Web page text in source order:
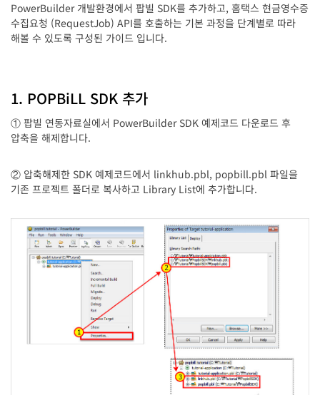
PowerBuilder 개발환경에서 팝빌 SDK를 추가하고, 홈택스 현금영수증
수집요청 (RequestJob) API를 호출하는 기본 과정을 단계별로 따라
해볼 수 있도록 구성된 가이드 입니다.
1. POPBiLL SDK 추가
① 팝빌 연동자료실에서 PowerBuilder SDK 예제코드 다운로드 후
압축을 해제합니다.
② 압축해제한 SDK 예제코드에서 linkhub.pbl, popbill.pbl 파일을
기존 프로젝트 폴더로 복사하고 Library List에 추가합니다.